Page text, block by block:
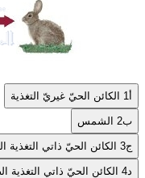
1 الكائن الحيّ غيريّ التغذية
ب2 الشمس
ج3 الكائن الحيّ ذاتي التغذية الكيميائية
4 الكائن الحيّ ذاتي التغذية الضوئية